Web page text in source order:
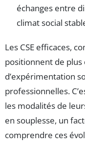
échanges entre
climat social
Les CSE efficaces,
positionnent de
d’expérimentation
professionnelles.
les modalités de
en souplesse, un
comprendre ces